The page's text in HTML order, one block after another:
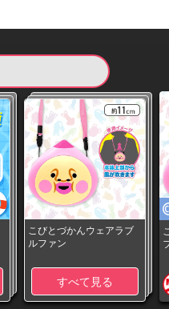
こびとづかんウェアラブ
ルファン
すべて見る